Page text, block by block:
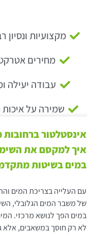
מקצועיות ונסיון
מחירים
עבודה יעילה
שמירה על
אינסטלטור ברחובות
איך למקסם את
במים בשיטות
עם העלייה בצריכת המים
של משבר המים הגלובלי,
במים הפך לנושא מרכזי.
לא רק חוסך במשאבים, אלא